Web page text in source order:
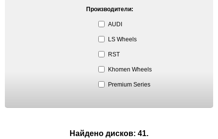
Производители:
AUDI
LS Wheels
RST
Khomen Wheels
Premium Series
Найдено дисков: 41.